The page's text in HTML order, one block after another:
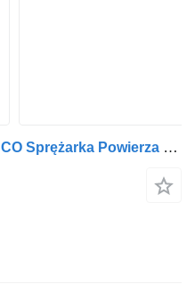
Компресор за въздух WABCO Sprężarka Powierza MAN TGL TGM 51.54100-7071 за влекач